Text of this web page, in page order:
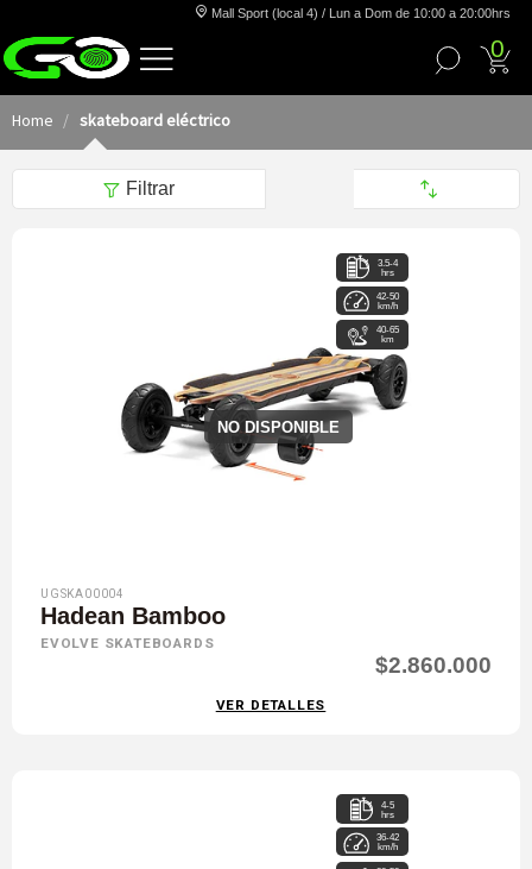
Mall Sport (local 4) / Lun a Dom de 10:00 a 20:00hrs
0
Home skateboard eléctrico
Filtrar
NO DISPONIBLE
3.5-4
hrs
42-50
km/h
40-65
km
UGSKA00004
Hadean Bamboo
EVOLVE SKATEBOARDS
$2.860.000
VER DETALLES
4-5
hrs
36-42
km/h